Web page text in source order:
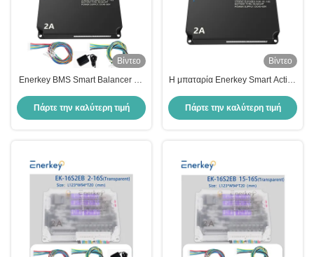
Βίντεο
Enerkey BMS Smart Balancer 2A
2V-100V για μπαταρία Lifepo4/Li-
ion
Πάρτε την καλύτερη τιμή
Βίντεο
Η μπαταρία Enerkey Smart Active
16S 100A 150A με 2A
ισορροπητικό ρεύμα
Πάρτε την καλύτερη τιμή